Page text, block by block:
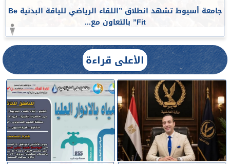
جامعة أسيوط تشهد انطلاق ”اللقاء الرياضي للياقة البدنية Be
Fit” بالتعاون مع...
الأعلى قراءة